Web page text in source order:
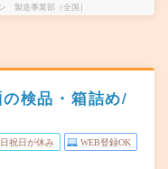
製造事業部（全国）
の検品・箱詰め/
祝日が休み WEB登録OK